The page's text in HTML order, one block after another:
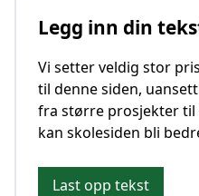
Legg inn din
Vi setter veldig stor
til denne siden,
fra større prosjekter til
kan skolesiden bli
Last opp tekst